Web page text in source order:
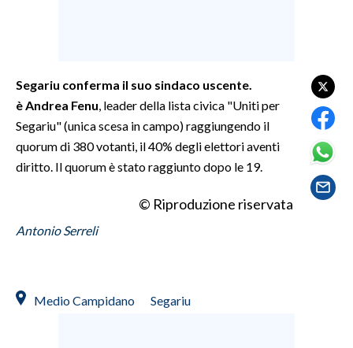
CULTURA
GOSSIP
SARDEGNA TURISMO
NOTIZIE
Segariu conferma il suo sindaco uscente.
è Andrea Fenu , leader della lista civica "Uniti per
Segariu" (unica scesa in campo) raggiungendo il
quorum di 380 votanti, il 40% degli elettori aventi
diritto. Il quorum è stato raggiunto dopo le 19.
© Riproduzione riservata
Antonio Serreli
Medio Campidano Segariu